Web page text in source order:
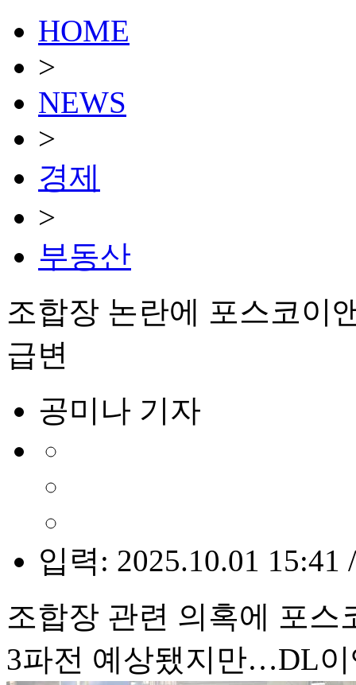
HOME
>
NEWS
>
경제
>
부동산
조합장 논란에 포스코이
급변
공미나 기자
입력: 2025.10.01 15:41
조합장 관련 의혹에 포
3파전 예상됐지만…DL